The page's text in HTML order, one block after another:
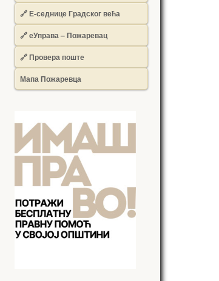
🔗 Е-седнице Градског већа
🔗 еУправа – Пожаревац
🔗 Провера поште
Мапа Пожаревца